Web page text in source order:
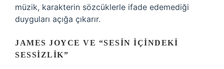
müzik, karakterin sözcüklerle ifade edemediği
duyguları açığa çıkarır.
JAMES JOYCE VE “SESIN İÇINDEKI
SESSIZLIK”